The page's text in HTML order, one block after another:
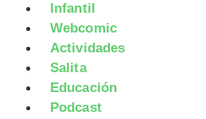
Infantil
Webcomic
Actividades
Salita
Educación
Podcast